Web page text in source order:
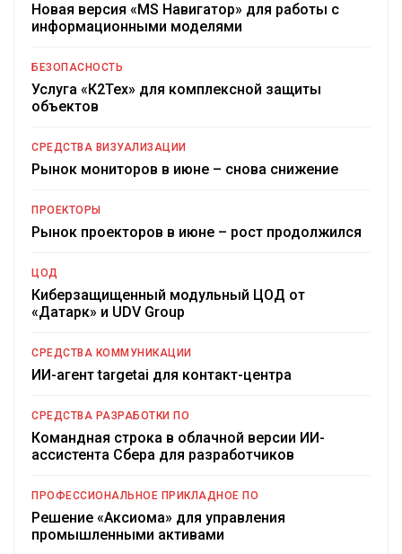
Новая версия «MS Навигатор» для работы с
информационными моделями
БЕЗОПАСНОСТЬ
Услуга «К2Тех» для комплексной защиты
объектов
СРЕДСТВА ВИЗУАЛИЗАЦИИ
Рынок мониторов в июне – снова снижение
ПРОЕКТОРЫ
Рынок проекторов в июне – рост продолжился
ЦОД
Киберзащищенный модульный ЦОД от
«Датарк» и UDV Group
СРЕДСТВА КОММУНИКАЦИИ
ИИ-агент targetai для контакт-центра
СРЕДСТВА РАЗРАБОТКИ ПО
Командная строка в облачной версии ИИ-
ассистента Сбера для разработчиков
ПРОФЕССИОНАЛЬНОЕ ПРИКЛАДНОЕ ПО
Решение «Аксиома» для управления
промышленными активами